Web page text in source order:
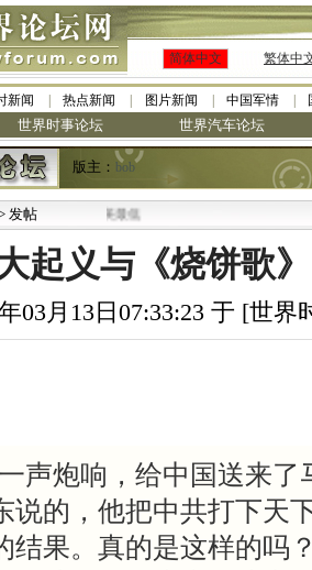
简体中文 繁体中
新闻 热点新闻 图片新闻 中国军情
世界时事论坛 世界汽车论坛
版主： bob
发帖
起义与《烧饼歌
03月13日07:33:23 于 [世
一声炮响，给中国送来
说的，他把中共打下天
结果。真的是这样的吗